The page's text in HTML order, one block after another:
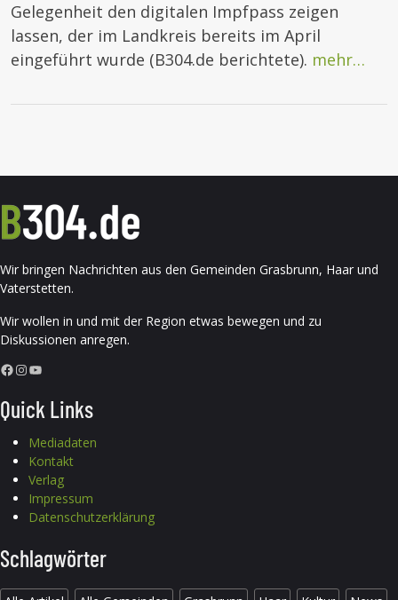
Gelegenheit den digitalen Impfpass zeigen
lassen, der im Landkreis bereits im April
eingeführt wurde (B304.de berichtete). mehr…
Wir bringen Nachrichten aus den Gemeinden Grasbrunn, Haar und
Vaterstetten.
Wir wollen in und mit der Region etwas bewegen und zu
Diskussionen anregen.
Facebook InstagramYouTube
Quick Links
Mediadaten
Kontakt
Verlag
Impressum
Datenschutzerklärung
Schlagwörter